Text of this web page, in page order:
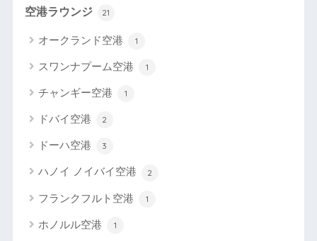
空港ラウンジ 21
オークランド空港 1
スワンナプーム空港 1
チャンギー空港 1
ドバイ空港 2
ドーハ空港 3
ハノイ ノイバイ空港 2
フランクフルト空港 1
ホノルル空港 1